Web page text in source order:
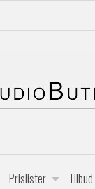
Prislister Tilbud